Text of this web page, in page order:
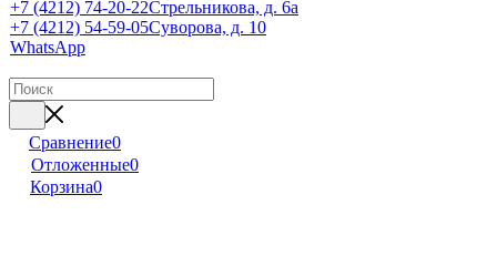
+7 (4212) 74-20-22Стрельникова, д. 6а
+7 (4212) 54-59-05Суворова, д. 10
WhatsApp
Сравнение0
Отложенные0
Корзина0